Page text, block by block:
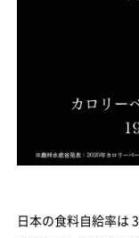
日本の食料自給率は